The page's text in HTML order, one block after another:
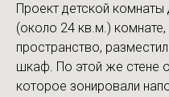
Проект детской
(около 24 кв.м.)
пространство,
шкаф. По этой же стене
которое зонировали